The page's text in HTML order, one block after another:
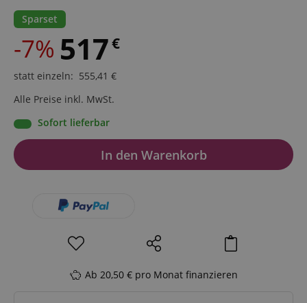
Sparset
-7% 517€
statt einzeln: 555,41 €
Alle Preise inkl. MwSt.
Sofort lieferbar
In den Warenkorb
Ab 20,50 € pro Monat finanzieren